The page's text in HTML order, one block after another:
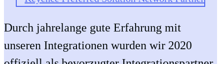
Durch jahrelange gute Erfahrung mit
unseren Integrationen wurden wir 2020